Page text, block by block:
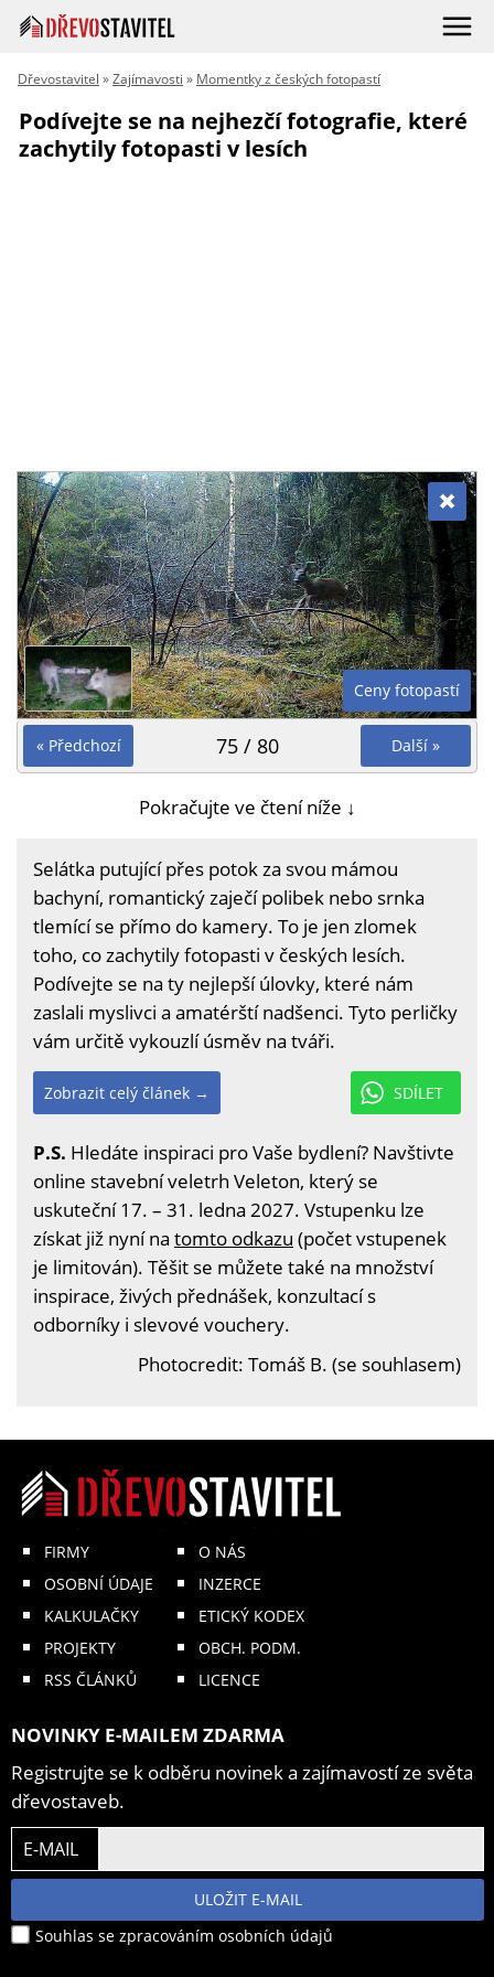
Dřevostavitel »Zajímavosti » Momentky z českých fotopastí
Podívejte se na nejhezčí fotografie, které
zachytily fotopasti v lesích
Ceny fotopastí
« Předchozí Další »
75 / 80
Pokračujte ve čtení níže ↓
Selátka putující přes potok za svou mámou
bachyní, romantický zaječí polibek nebo srnka
tlemící se přímo do kamery. To je jen zlomek
toho, co zachytily fotopasti v českých lesích.
Podívejte se na ty nejlepší úlovky, které nám
zaslali myslivci a amatérští nadšenci. Tyto perličky
vám určitě vykouzlí úsměv na tváři.
SDÍLET
Zobrazit celý článek →
P.S. Hledáte inspiraci pro Vaše bydlení? Navštivte
online stavební veletrh Veleton, který se
uskuteční 17. – 31. ledna 2027. Vstupenku lze
získat již nyní na tomto odkazu (počet vstupenek
je limitován). Těšit se můžete také na množství
inspirace, živých přednášek, konzultací s
odborníky i slevové vouchery.
Photocredit: Tomáš B. (se souhlasem)
FIRMY
OSOBNÍ ÚDAJE
KALKULAČKY
PROJEKTY
RSS ČLÁNKŮ
O NÁS
INZERCE
ETICKÝ KODEX
OBCH. PODM.
LICENCE
NOVINKY E-MAILEM ZDARMA
Registrujte se k odběru novinek a zajímavostí ze světa
dřevostaveb.
E-MAIL
ULOŽIT E-MAIL
Souhlas se zpracováním osobních údajů